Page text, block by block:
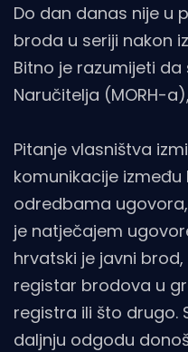
Do dan danas nije u
broda u seriji nakon
Bitno je razumijeti
Naručitelja (MORH-
Pitanje vlasništva
komunikacije
odredbama
je natječajem
hrvatski je javni
registar brodova u
registra ili što
daljnju odgodu